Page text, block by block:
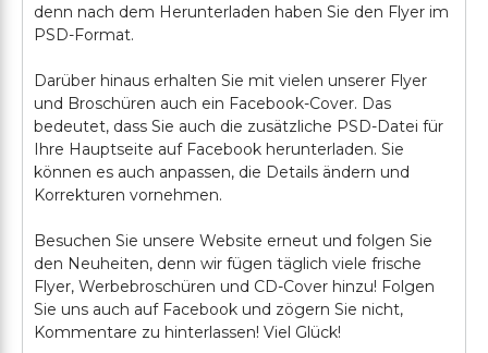
denn nach dem Herunterladen haben Sie den Flyer im
PSD-Format.
Darüber hinaus erhalten Sie mit vielen unserer Flyer
und Broschüren auch ein Facebook-Cover. Das
bedeutet, dass Sie auch die zusätzliche PSD-Datei für
Ihre Hauptseite auf Facebook herunterladen. Sie
können es auch anpassen, die Details ändern und
Korrekturen vornehmen.
Besuchen Sie unsere Website erneut und folgen Sie
den Neuheiten, denn wir fügen täglich viele frische
Flyer, Werbebroschüren und CD-Cover hinzu! Folgen
Sie uns auch auf Facebook und zögern Sie nicht,
Kommentare zu hinterlassen! Viel Glück!